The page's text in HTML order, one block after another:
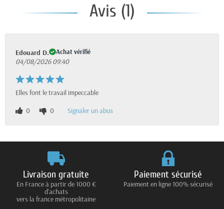
Avis (1)
Edouard D. Achat vérifié
04/08/2026 09:40
Elles font le travail impeccable
0
0 Signaler un abus
Livraison gratuite
En France à partir de 1000 €
d'achats
vers la france métropolitaine
Paiement sécurisé
Paiement en ligne 100% sécurisé